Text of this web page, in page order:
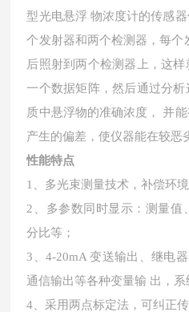
型光电悬浮 物浓度计的传感
个发射器和两个检测器，每个
后照射到两个检测器上，这
一个数据矩阵，然后通过分
质中悬浮物的准确浓度，
并
产生的偏差，使仪器能在较恶
性能特点
1、 多光束测量技术，补偿环
2、 多参数同时显示：测量值
分比等；
3、4-20mA 变送输出、继电
通信输出等各种变量输 出，系
4、采用两点标定法，可纠正